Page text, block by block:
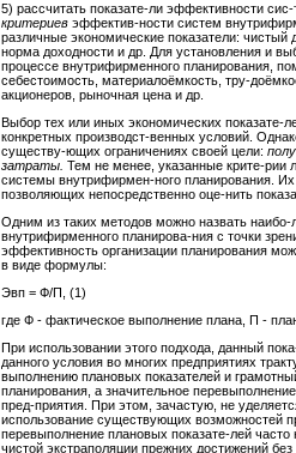
5) рассчитать показате-ли эффективности
критериев эффектив-ности систем
различные экономические показатели: чистый
норма доходности и др. Для установления и
процессе внутрифирменного планирования,
себестоимость, материалоёмкость, тру-
акционеров, рыночная цена и др.
Выбор тех или иных экономических показате-
конкретных производст-венных условий.
существу-ющих ограничениях своей цели:
затраты. Тем не менее, указанные крите-рии
системы внутрифирмен-ного планирования.
позволяющих непосредственно оце-нить
Одним из таких методов можно назвать
внутрифирменного планирова-ния с точки
эффективность организации планирования
в виде формулы:
Эвп = Ф/П, (1)
где Ф - фактическое выполнение плана, П -
При использовании этого подхода, данный
данного условия во многих предприятиях
выполнению плановых показателей и
планирования, а значительное
пред-приятия. При этом, зачастую, не
использование существующих возможностей
перевыполнение плановых показате-лей
чистой экстраполяции прежних достижений